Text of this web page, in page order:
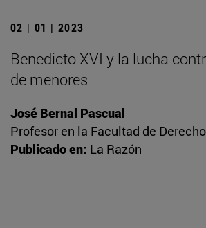
02 | 01 | 2023
Benedicto XVI y la lucha
de menores
José Bernal Pascual
Profesor en la Facultad de
Publicado en: La Razón